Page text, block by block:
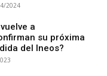
2024
a
su próxima
del Ineos?